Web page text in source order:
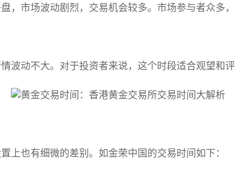
，市场波动剧烈，交易机会较多。市场参与者众多
波动不大。对于投资者来说，这个时段适合观望和
上也有细微的差别。如金荣中国的交易时间如下：